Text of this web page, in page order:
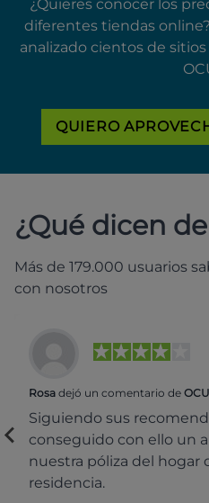
¿Quieres conocer los
diferentes tiendas
analizado cientos de
QUIERO
¿Qué dicen
Más de 179.000 usuarios
con nosotros
Rosa dejó un comentario de OCU
Siguiendo sus
conseguido con ello un
nuestra póliza del hogar
residencia.